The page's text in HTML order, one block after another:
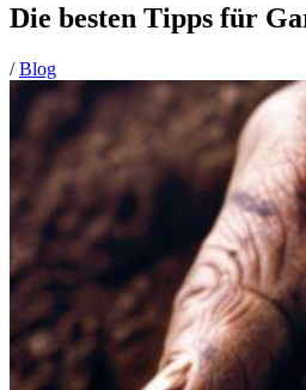
Die besten Tipps für
/Blog